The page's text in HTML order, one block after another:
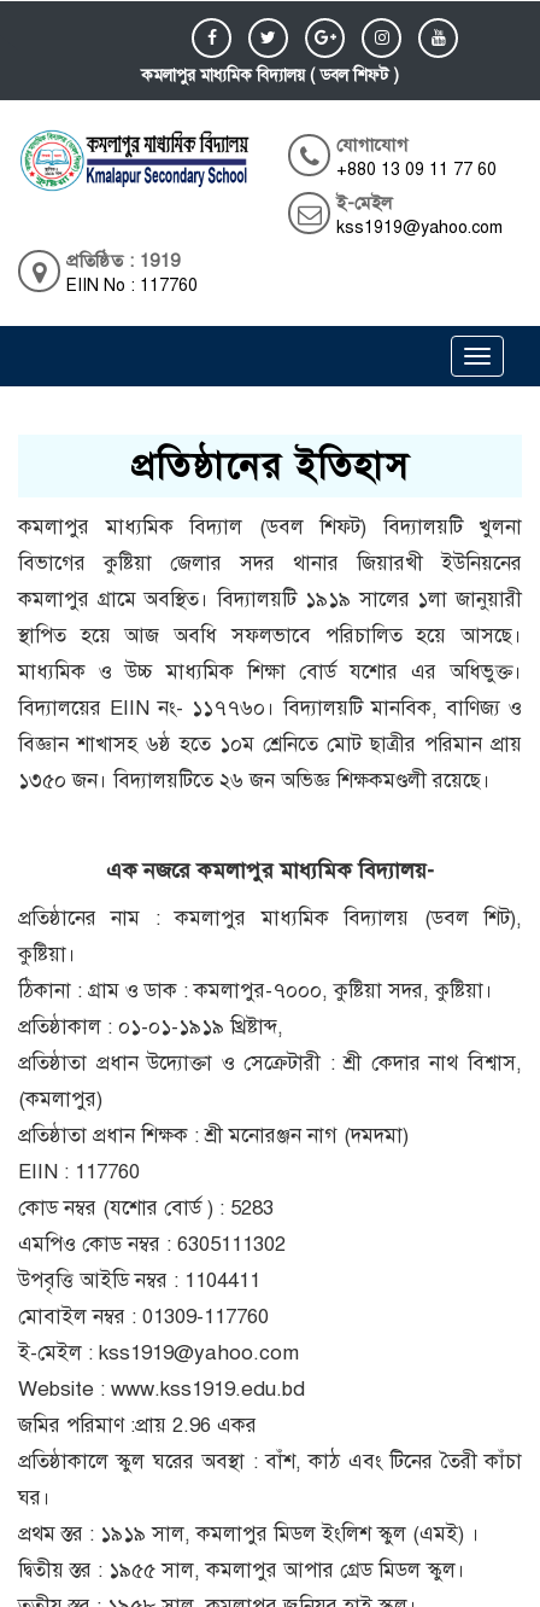
কমলাপুর মাধ্যমিক বিদ্যালয় ( ডবল শিফট )
যোগাযোগ
+880 13 09 11 77 60
ই-মেইল
kss1919@yahoo.com
প্রতিষ্ঠিত : 1919
EIIN No : 117760
Toggle
প্রতিষ্ঠানের ইতিহাস
কমলাপুর মাধ্যমিক বিদ্যাল (ডবল শিফট) বিদ্যালয়টি খুলনা
বিভাগের কুষ্টিয়া জেলার সদর থানার জিয়ারখী ইউনিয়নের
কমলাপুর গ্রামে অবস্থিত। বিদ্যালয়টি ১৯১৯ সালের ১লা জানুয়ারী
স্থাপিত হয়ে আজ অবধি সফলভাবে পরিচালিত হয়ে আসছে।
মাধ্যমিক ও উচ্চ মাধ্যমিক শিক্ষা বোর্ড যশোর এর অধিভুক্ত।
বিদ্যালয়ের EIIN নং- ১১৭৭৬০। বিদ্যালয়টি মানবিক, বাণিজ্য ও
বিজ্ঞান শাখাসহ ৬ষ্ঠ হতে ১০ম শ্রেনিতে মোট ছাত্রীর পরিমান প্রায়
১৩৫০ জন। বিদ্যালয়টিতে ২৬ জন অভিজ্ঞ শিক্ষকমণ্ডলী রয়েছে।
এক নজরে কমলাপুর মাধ্যমিক বিদ্যালয়-
প্রতিষ্ঠানের নাম : কমলাপুর মাধ্যমিক বিদ্যালয় (ডবল শিট),
কুষ্টিয়া।
ঠিকানা : গ্রাম ও ডাক : কমলাপুর-৭০০০, কুষ্টিয়া সদর, কুষ্টিয়া।
প্রতিষ্ঠাকাল : ০১-০১-১৯১৯ খ্রিষ্টাব্দ,
প্রতিষ্ঠাতা প্রধান উদ্যোক্তা ও সেক্রেটারী : শ্রী কেদার নাথ বিশ্বাস,
(কমলাপুর)
প্রতিষ্ঠাতা প্রধান শিক্ষক : শ্রী মনোরঞ্জন নাগ (দমদমা)
EIIN : 117760
কোড নম্বর (যশোর বোর্ড ) : 5283
এমপিও কোড নম্বর : 6305111302
উপবৃত্তি আইডি নম্বর : 1104411
মোবাইল নম্বর : 01309-117760
ই-মেইল : kss1919@yahoo.com
Website : www.kss1919.edu.bd
জমির পরিমাণ :প্রায় 2.96 একর
প্রতিষ্ঠাকালে স্কুল ঘরের অবস্থা : বাঁশ, কাঠ এবং টিনের তৈরী কাঁচা
ঘর।
প্রথম স্তর : ১৯১৯ সাল, কমলাপুর মিডল ইংলিশ স্কুল (এমই) ।
দ্বিতীয় স্তর : ১৯৫৫ সাল, কমলাপুর আপার গ্রেড মিডল স্কুল।